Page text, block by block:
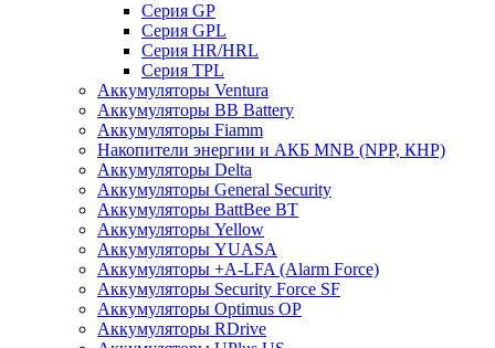
Cерия GP
Серия GPL
Серия HR/HRL
Серия TPL
Аккумуляторы Ventura
Аккумуляторы BB Battery
Аккумуляторы Fiamm
Накопители энергии и АКБ MNB (NPP, КНР)
Аккумуляторы Delta
Аккумуляторы General Security
Аккумуляторы BattBee BT
Аккумуляторы Yellow
Аккумуляторы YUASA
Аккумуляторы +A-LFA (Alarm Force)
Аккумуляторы Security Force SF
Аккумуляторы Optimus OP
Аккумуляторы RDrive